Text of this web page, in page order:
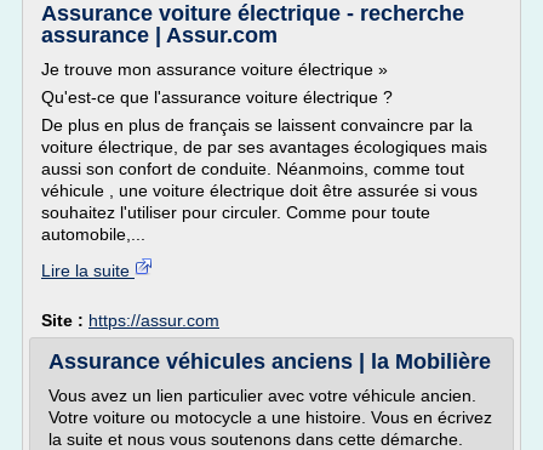
Assurance voiture électrique - recherche
assurance | Assur.com
Je trouve mon assurance voiture électrique »
Qu'est-ce que l'assurance voiture électrique ?
De plus en plus de français se laissent convaincre par la
voiture électrique, de par ses avantages écologiques mais
aussi son confort de conduite. Néanmoins, comme tout
véhicule , une voiture électrique doit être assurée si vous
souhaitez l'utiliser pour circuler. Comme pour toute
automobile,...
Lire la suite
Site : https://assur.com
Assurance véhicules anciens | la Mobilière
Vous avez un lien particulier avec votre véhicule ancien.
Votre voiture ou motocycle a une histoire. Vous en écrivez
la suite et nous vous soutenons dans cette démarche.